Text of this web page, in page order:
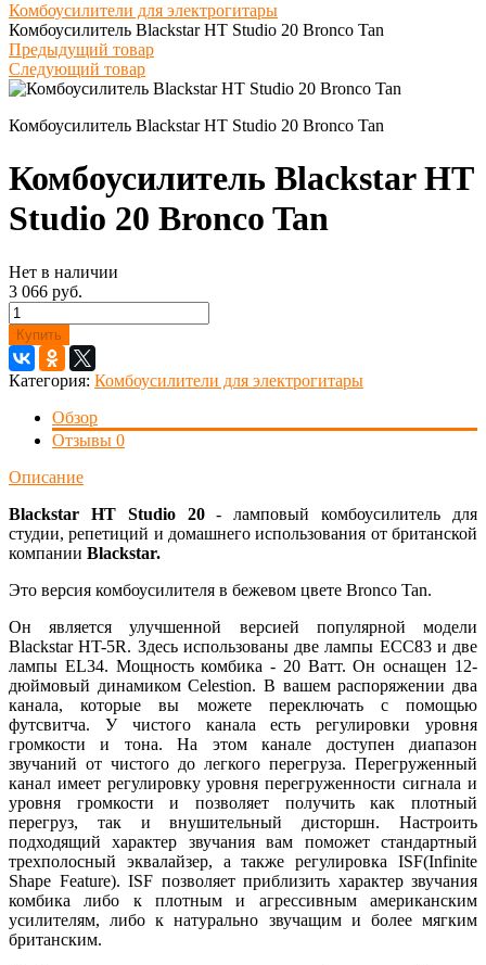
Комбоусилители для электрогитары
Комбоусилитель Blackstar HT Studio 20 Bronco Tan
Предыдущий товар
Следующий товар
Комбоусилитель Blackstar HT Studio 20 Bronco Tan
Комбоусилитель Blackstar HT
Studio 20 Bronco Tan
Нет в наличии
3 066 руб.
Купить
Категория: Комбоусилители для электрогитары
Обзор
Отзывы 0
Описание
Blackstar HT Studio 20- ламповый комбоусилитель для
студии, репетиций и домашнего использования от британской
компании Blackstar.
Это версия комбоусилителя в бежевом цвете Bronco Tan.
Он является улучшенной версией популярной модели
Blackstar HT-5R. Здесь использованы две лампы ECC83 и две
лампы EL34. Мощность комбика - 20 Ватт. Он оснащен 12-
дюймовый динамиком Celestion. В вашем распоряжении два
канала, которые вы можете переключать с помощью
футсвитча. У чистого канала есть регулировки уровня
громкости и тона. На этом канале доступен диапазон
звучаний от чистого до легкого перегруза. Перегруженный
канал имеет регулировку уровня перегруженности сигнала и
уровня громкости и позволяет получить как плотный
перегруз, так и внушительный дисторшн. Настроить
подходящий характер звучания вам поможет стандартный
трехполосный эквалайзер, а также регулировка ISF(Infinite
Shape Feature). ISF позволяет приблизить характер звучания
комбика либо к плотным и агрессивным американским
усилителям, либо к натурально звучащим и более мягким
британским.